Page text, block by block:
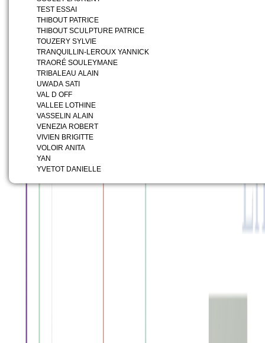
TEST ESSAI
THIBOUT PATRICE
THIBOUT SCULPTURE PATRICE
TOUZERY SYLVIE
TRANQUILLIN-LEROUX YANNICK
TRAORÉ SOULEYMANE
TRIBALEAU ALAIN
UWADA SATI
VAL D OFF
VALLEE LOTHINE
VASSELIN ALAIN
VENEZIA ROBERT
VIVIEN BRIGITTE
VOLOIR ANITA
YAN
YVETOT DANIELLE